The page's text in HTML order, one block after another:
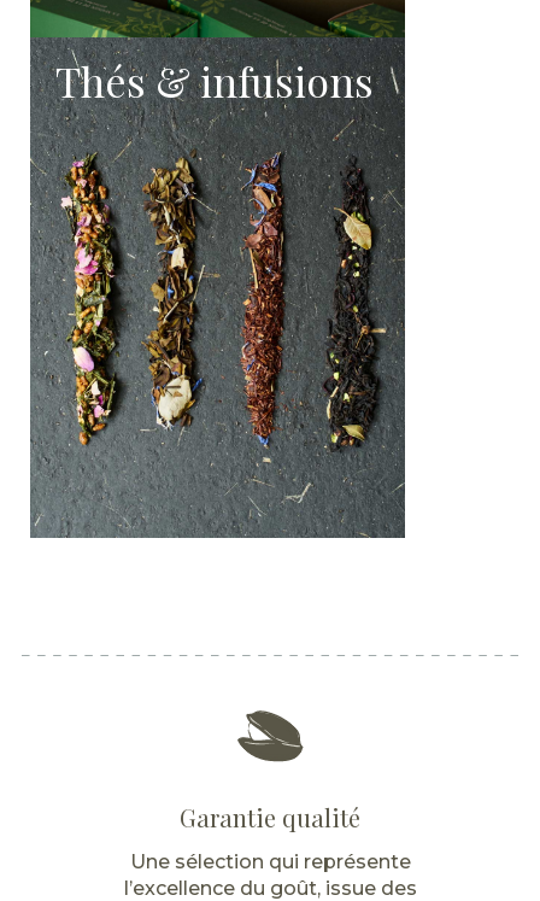
Thés & infusions
Garantie qualité
Une sélection qui représente
l’excellence du goût, issue des